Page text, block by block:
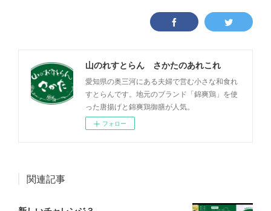
山のれすとらん さかたのあれこれ
愛知県の奥三河にある夫婦で営む小さな和食れ
すとらんです。地元のブランド「錦爽鶏」を使
った唐揚げと錦爽鶏御膳が人気。
フォロー
関連記事